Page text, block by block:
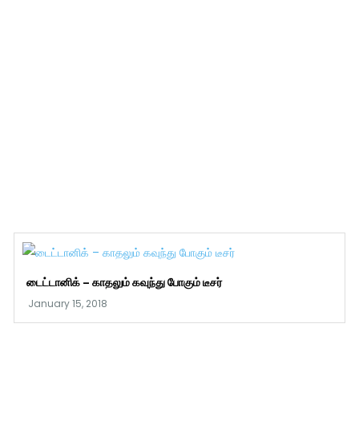
டைட்டானிக் – காதலும் கவுந்து போகும் டீசர்